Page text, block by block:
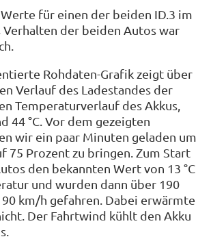
für einen der beiden ID.3 im
Verhalten der beiden Autos war
Rohdaten-Grafik zeigt über
Verlauf des Ladestandes der
Temperaturverlauf des Akkus,
44 °C. Vor dem gezeigten
wir ein paar Minuten geladen um
75 Prozent zu bringen. Zum Start
den bekannten Wert von 13 °C
und wurden dann über 190
km/h gefahren. Dabei erwärmte
Der Fahrtwind kühlt den Akku